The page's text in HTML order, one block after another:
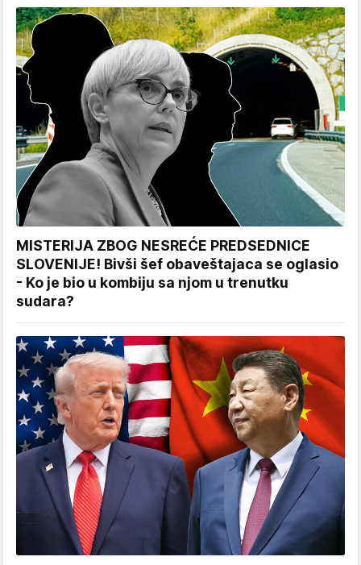
MISTERIJA ZBOG NESREĆE PREDSEDNICE
SLOVENIJE! Bivši šef obaveštajaca se oglasio
- Ko je bio u kombiju sa njom u trenutku
sudara?